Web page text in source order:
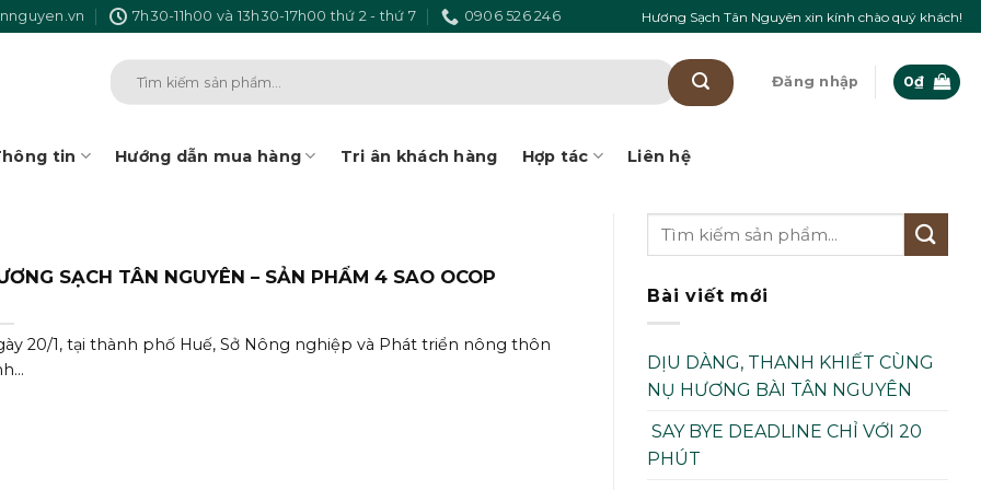
7h30-11h00 và 13h30-17h00 thứ 2 - thứ 7 0906 526 246 Hương Sạch Tân Nguyên xin kính chào quý khách!
Đăng nhập 0₫
tin Hướng dẫn mua hàng Tri ân khách hàng Hợp tác Liên hệ
SẠCH TÂN NGUYÊN – SẢN PHẨM 4 SAO OCOP
20/1, tại thành phố Huế, Sở Nông nghiệp và Phát triển nông thôn
Bài viết mới
DỊU DÀNG, THANH KHIẾT CÙNG
NỤ HƯƠNG BÀI TÂN NGUYÊN
SAY BYE DEADLINE CHỈ VỚI 20
PHÚT